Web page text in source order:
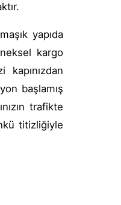
yapıda
kargo
başlamış
trafikte
titizliğiyle